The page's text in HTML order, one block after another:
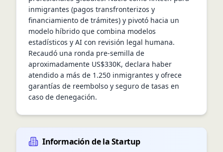
inmigrantes (pagos transfronterizos y
financiamiento de trámites) y pivotó hacia un
modelo híbrido que combina modelos
estadísticos y AI con revisión legal humana.
Recaudó una ronda pre‑semilla de
aproximadamente US$330K, declara haber
atendido a más de 1.250 inmigrantes y ofrece
garantías de reembolso y seguro de tasas en
caso de denegación.
Información de la Startup